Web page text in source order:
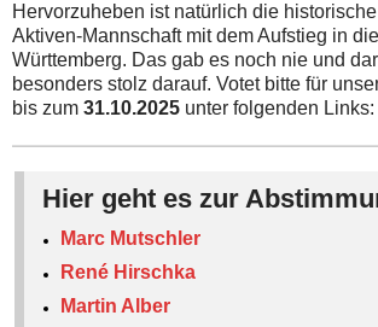
Hervorzuheben ist natürlich die
Aktiven-Mannschaft mit dem Aufstieg in
Württemberg. Das gab es noch nie und
besonders stolz darauf. Votet bitte für
bis zum 31.10.2025 unter folgenden Links:
Hier geht es zur
Marc Mutschler
René Hirschka
Martin Alber